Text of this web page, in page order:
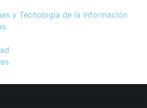
y Tecnología de la Información